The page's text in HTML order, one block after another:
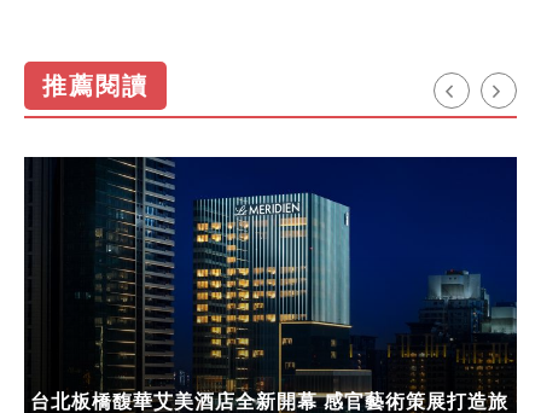
推薦閱讀
台北板橋馥華艾美酒店全新開幕 感官藝術策展打造旅